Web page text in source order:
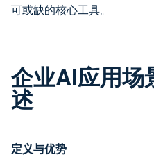
可或缺的核心工具。
企业AI应用场
述
定义与优势